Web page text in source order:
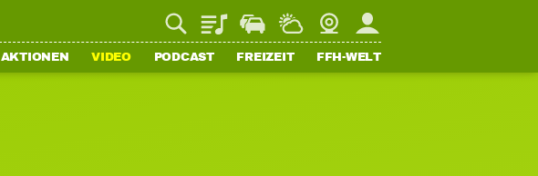
PlaylistStaupilotWetterWebcamMein FFH
AKTIONEN VIDEO PODCAST FREIZEIT FFH-WELT